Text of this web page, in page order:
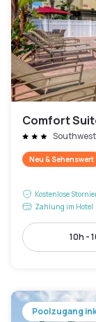
Comfort
Neu & Sehenswert
Kostenlose
Zahlung im Hotel
10h -
Poolzugang